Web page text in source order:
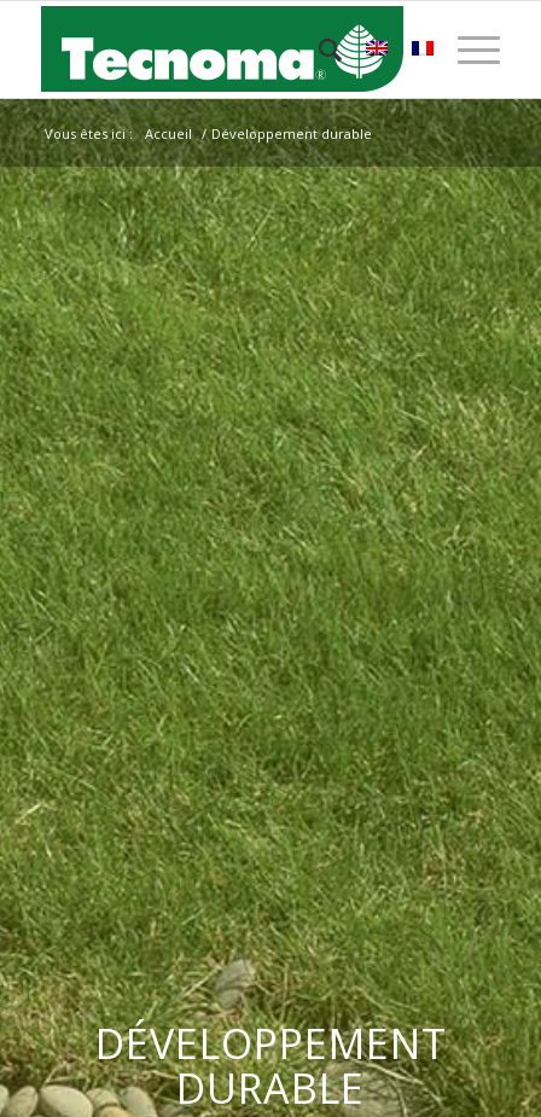
Vous êtes ici : Accueil / Développement durable
DÉVELOPPEMENT
DURABLE